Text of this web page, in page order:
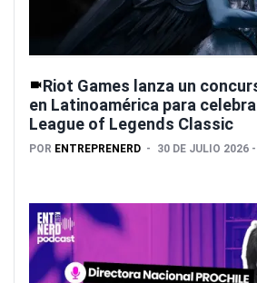
Riot Games lanza un
en Latinoamérica para
League of Legends Classic
POR ENTREPRENERD 30 DE JULIO 2026